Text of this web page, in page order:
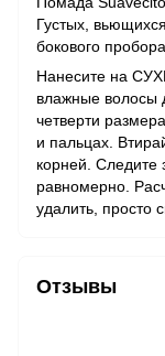
Густых,
бокового
Нанесите на
влажные волосы
четверти
и пальцах.
корней. Следите
равномерно.
удалить, просто
Отзывы